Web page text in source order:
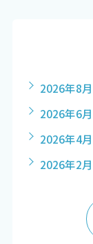
2026年8月
2026年6月
2026年4月
2026年2月